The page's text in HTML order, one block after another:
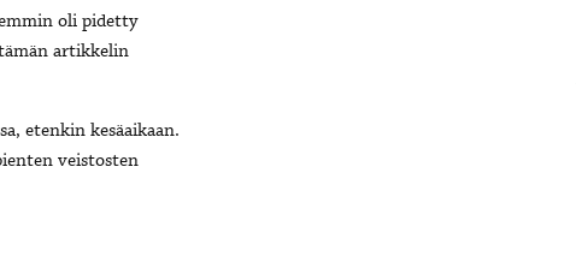
oli pidetty
artikkelin
etenkin kesäaikaan.
veistosten